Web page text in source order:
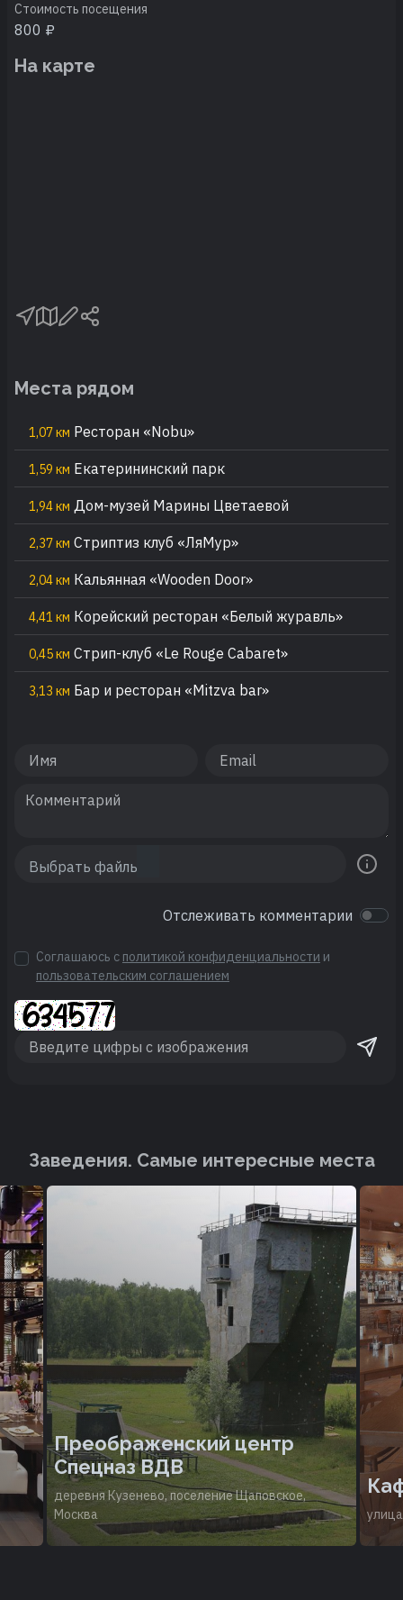
Стоимость посещения
800 ₽
На карте
Места рядом
1,07 км Ресторан «Nobu»
1,59 км Екатерининский парк
1,94 км Дом-музей Марины Цветаевой
2,37 км Стриптиз клуб «ЛяМур»
2,04 км Кальянная «Wooden Door»
4,41 км Корейский ресторан «Белый журавль»
0,45 км Стрип-клуб «Le Rouge Cabaret»
3,13 км Бар и ресторан «Mitzva bar»
Отслеживать комментарии
Соглашаюсь с политикой конфиденциальности и
пользовательским соглашением
Заведения. Cамые интересные места
Преображенский центр
Спецназ ВДВ
деревня Кузенево, поселение Щаповское,
Москва